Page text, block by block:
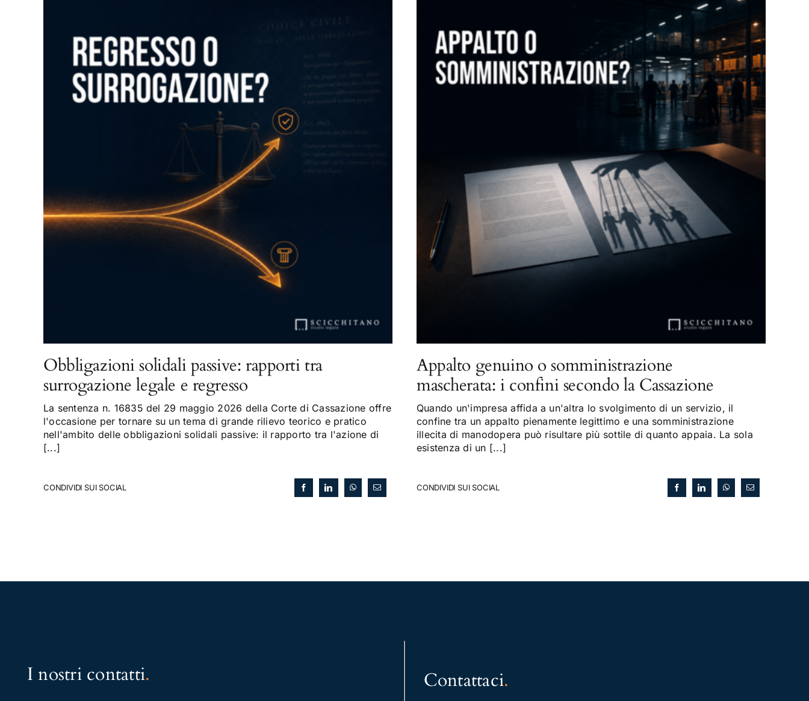
Obbligazioni solidali passive: rapporti tra
surrogazione legale e regresso
La sentenza n. 16835 del 29 maggio 2026 della Corte di Cassazione offre
l'occasione per tornare su un tema di grande rilievo teorico e pratico
nell'ambito delle obbligazioni solidali passive: il rapporto tra l'azione di
[...]
CONDIVIDI SUI SOCIAL
Appalto genuino o somministrazione
mascherata: i confini secondo la Cassazione
Quando un'impresa affida a un'altra lo svolgimento di un servizio, il
confine tra un appalto pienamente legittimo e una somministrazione
illecita di manodopera può risultare più sottile di quanto appaia. La sola
esistenza di un [...]
CONDIVIDI SUI SOCIAL
I nostri contatti. Contattaci.